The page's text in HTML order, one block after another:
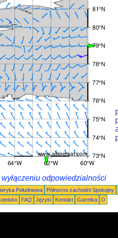
odpowiedzialności
Południowa Północno zachodni Spokojny
FAQ Języki Kontakt Gazetka O